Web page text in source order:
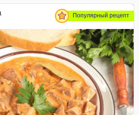
Популярный рецепт